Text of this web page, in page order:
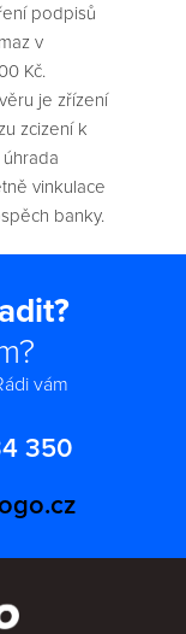
podpisů
v
Kč.
je zřízení
zcizení k
vinkulace
banky.
vám
350